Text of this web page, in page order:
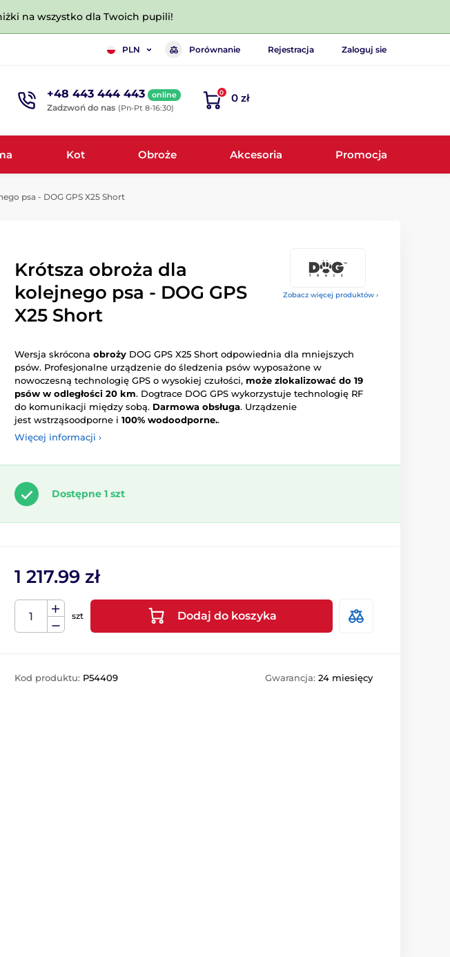
na wszystko dla Twoich pupili!
PLN Porównanie Rejestracja Zaloguj sie
+48 443 444 443 online
Zadzwoń do nas (Pn-Pt 8-16:30)
0 0 zł
Kot Obroże Akcesoria Promocja
psa - DOG GPS X25 Short
Zobacz więcej produktów ›
Krótsza obroża dla
kolejnego psa - DOG GPS
X25 Short
Wersja skrócona obroży DOG GPS X25 Short odpowiednia dla mniejszych
psów. Profesjonalne urządzenie do śledzenia psów wyposażone w
nowoczesną technologię GPS o wysokiej czułości, może zlokalizować do 19
psów w odległości 20 km. Dogtrace DOG GPS wykorzystuje technologię RF
do komunikacji między sobą. Darmowa obsługa. Urządzenie
jest wstrząsoodporne i 100% wodoodporne..
Więcej informacji ›
Dostępne 1 szt
1 217.99 zł
szt Dodaj do koszyka
Kod produktu: P54409 Gwarancja: 24 miesięcy